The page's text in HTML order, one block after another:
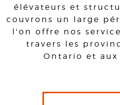
élévateurs et
couvrons un large
l'on offre nos
travers les
Ontario et aux